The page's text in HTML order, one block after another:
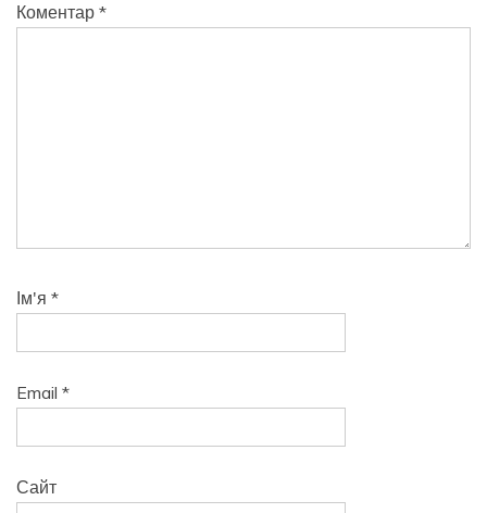
Коментар *
Ім'я *
Email *
Сайт